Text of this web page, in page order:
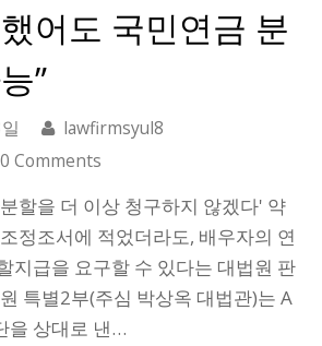
어도 국민연금 분
”
lawfirmsyul8
0 Comments
할을 더 이상 청구하지 않겠다' 약
정조서에 적었더라도, 배우자의 연
지급을 요구할 수 있다는 대법원 판
특별2부(주심 박상옥 대법관)는 A
을 상대로 낸…